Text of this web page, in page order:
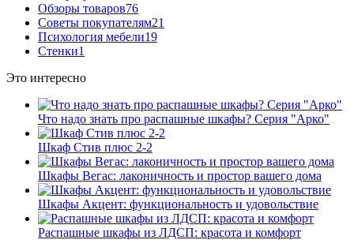
Обзоры товаров76
Советы покупателям21
Психология мебели19
Стенки1
Это интересно
Что надо знать про распашные шкафы? Серия "Арко"
Шкаф Стив плюс 2-2
Шкафы Вегас: лаконичность и простор вашего дома
Шкафы Акцент: функциональность и удовольствие
Распашные шкафы из ЛДСП: красота и комфорт